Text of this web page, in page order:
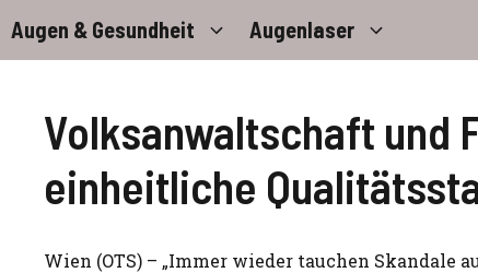
Inhalt
springen
Augen & Gesundheit Augenlaser
Volksanwaltschaft und
einheitliche
Wien (OTS) – „Immer wieder tauchen Skandale